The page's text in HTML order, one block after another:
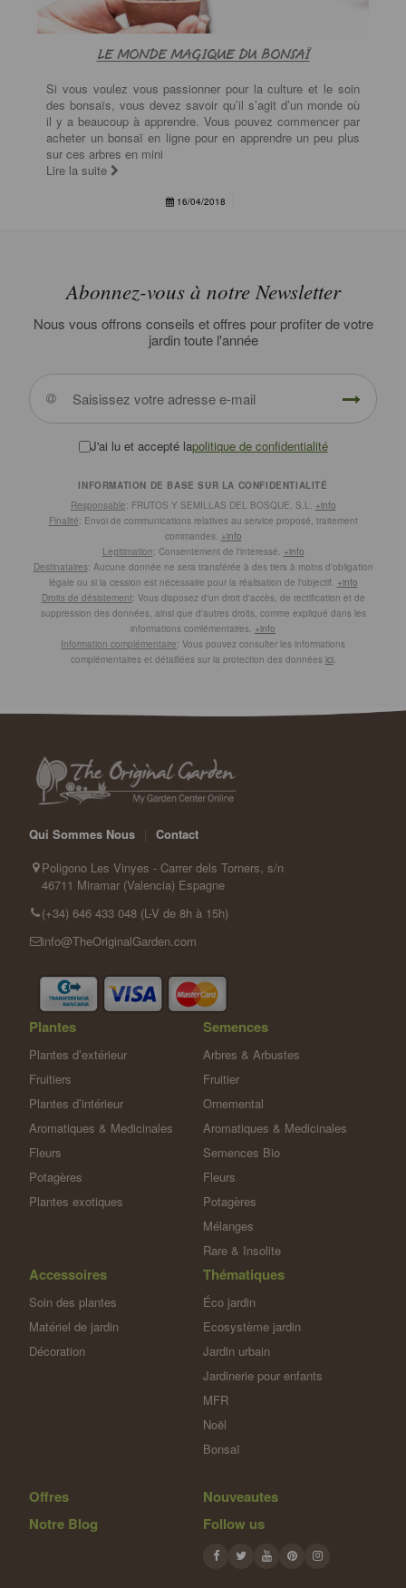
LE MONDE MAGIQUE DU BONSAÏ
Si vous voulez vous passionner pour la culture et le soin
des bonsaïs, vous devez savoir qu’il s’agit d’un monde où
il y a beaucoup à apprendre. Vous pouvez commencer par
acheter un bonsaï en ligne pour en apprendre un peu plus
sur ces arbres en mini
Lire la suite
16/04/2018
Abonnez-vous à notre Newsletter
Nous vous offrons conseils et offres pour profiter de votre
jardin toute l'année
J'ai lu et accepté lapolitique de confidentialité
INFORMATION DE BASE SUR LA CONFIDENTIALITÉ
Responsable: FRUTOS Y SEMILLAS DEL BOSQUE, S.L. +info
Finalité: Envoi de communications relatives au service proposé, traitement
commandes. +info
Legitimation: Consentement de l'interessé. +info
Destinataires: Aucune donnée ne sera transférée à des tiers à moins d'obligation
légale ou si la cession est nécessaire pour la réalisation de l'objectif. +info
Droits de désistement: Vous disposez d'un droit d'accès, de rectification et de
suppression des données, ainsi que d'autres droits, comme expliqué dans les
informations comlémentaires. +info
Information complémentaire: Vous pouvez consulter les informations
complémentaires et détaillées sur la protection des données ici.
Qui Sommes Nous
Contact
Poligono Les Vinyes - Carrer dels Torners, s/n
46711 Miramar (Valencia) Espagne
(+34) 646 433 048 (L-V de 8h à 15h)
info@TheOriginalGarden.com
Plantes
Plantes d’extérieur
Fruitiers
Plantes d’intérieur
Aromatiques & Medicinales
Fleurs
Potagères
Plantes exotiques
Semences
Arbres & Arbustes
Fruitier
Ornemental
Aromatiques & Medicinales
Semences Bio
Fleurs
Potagères
Mélanges
Rare & Insolite
Accessoires
Soin des plantes
Matériel de jardin
Décoration
Thématiques
Éco jardin
Ecosystème jardin
Jardin urbain
Jardinerie pour enfants
MFR
Noël
Bonsaï
Offres
Nouveautes
Notre Blog
Follow us